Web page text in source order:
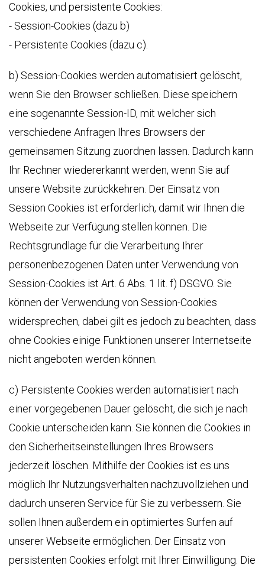
Cookies, und persistente Cookies:
- Session-Cookies (dazu b)
- Persistente Cookies (dazu c).
b) Session-Cookies werden automatisiert gelöscht,
wenn Sie den Browser schließen. Diese speichern
eine sogenannte Session-ID, mit welcher sich
verschiedene Anfragen Ihres Browsers der
gemeinsamen Sitzung zuordnen lassen. Dadurch kann
Ihr Rechner wiedererkannt werden, wenn Sie auf
unsere Website zurückkehren. Der Einsatz von
Session Cookies ist erforderlich, damit wir Ihnen die
Webseite zur Verfügung stellen können. Die
Rechtsgrundlage für die Verarbeitung Ihrer
personenbezogenen Daten unter Verwendung von
Session-Cookies ist Art. 6 Abs. 1 lit. f) DSGVO. Sie
können der Verwendung von Session-Cookies
widersprechen, dabei gilt es jedoch zu beachten, dass
ohne Cookies einige Funktionen unserer Internetseite
nicht angeboten werden können.
c) Persistente Cookies werden automatisiert nach
einer vorgegebenen Dauer gelöscht, die sich je nach
Cookie unterscheiden kann. Sie können die Cookies in
den Sicherheitseinstellungen Ihres Browsers
jederzeit löschen. Mithilfe der Cookies ist es uns
möglich Ihr Nutzungsverhalten nachzuvollziehen und
dadurch unseren Service für Sie zu verbessern. Sie
sollen Ihnen außerdem ein optimiertes Surfen auf
unserer Webseite ermöglichen. Der Einsatz von
persistenten Cookies erfolgt mit Ihrer Einwilligung. Die